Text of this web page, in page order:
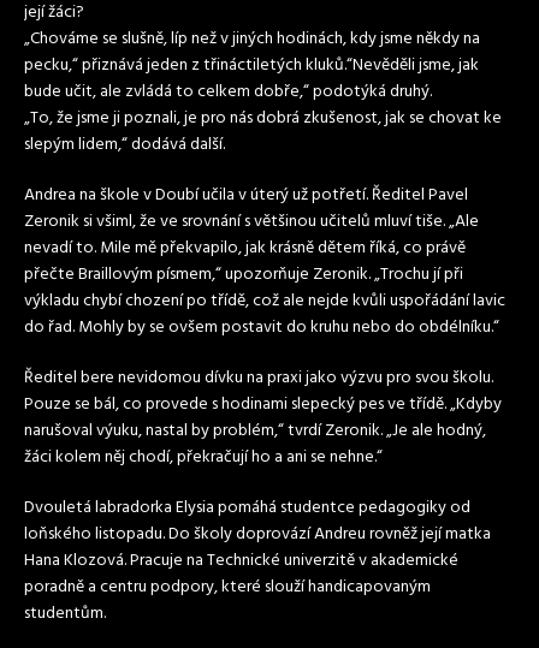
její žáci?
„Chováme se slušně, líp než v jiných hodinách, kdy jsme někdy na
pecku,“ přiznává jeden z třináctiletých kluků.“Nevěděli jsme, jak
bude učit, ale zvládá to celkem dobře,“ podotýká druhý.
„To, že jsme ji poznali, je pro nás dobrá zkušenost, jak se chovat ke
slepým lidem,“ dodává další.
Andrea na škole v Doubí učila v úterý už potřetí. Ředitel Pavel
Zeronik si všiml, že ve srovnání s většinou učitelů mluví tiše. „Ale
nevadí to. Mile mě překvapilo, jak krásně dětem říká, co právě
přečte Braillovým písmem,“ upozorňuje Zeronik. „Trochu jí při
výkladu chybí chození po třídě, což ale nejde kvůli uspořádání lavic
do řad. Mohly by se ovšem postavit do kruhu nebo do obdélníku.“
Ředitel bere nevidomou dívku na praxi jako výzvu pro svou školu.
Pouze se bál, co provede s hodinami slepecký pes ve třídě. „Kdyby
narušoval výuku, nastal by problém,“ tvrdí Zeronik. „Je ale hodný,
žáci kolem něj chodí, překračují ho a ani se nehne.“
Dvouletá labradorka Elysia pomáhá studentce pedagogiky od
loňského listopadu. Do školy doprovází Andreu rovněž její matka
Hana Klozová. Pracuje na Technické univerzitě v akademické
poradně a centru podpory, které slouží handicapovaným
studentům.